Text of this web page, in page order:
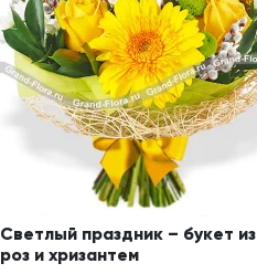
Светлый праздник – букет из
роз и хризантем